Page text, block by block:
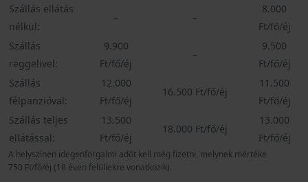
Szállás ellátás
nélkül:
– –
8.000
Ft/fő/éj
Szállás
reggelivel:
9.900
Ft/fő/éj
–
9.500
Ft/fő/éj
Szállás
félpanzióval:
12.000
Ft/fő/éj
16.500 Ft/fő/éj
11.500
Ft/fő/éj
Szállás teljes
ellátással:
13.500
Ft/fő/éj
18.000 Ft/fő/éj
13.000
Ft/fő/éj
A helyszínen idegenforgalmi adót kell még fizetni, melynek mértéke
750 Ft/fő/éj (18 éven felüliekre vonatkozik).